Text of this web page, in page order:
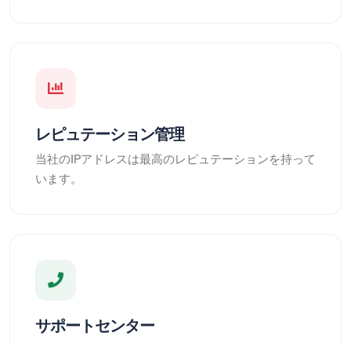
レピュテーション管理
当社のIPアドレスは最高のレピュテーションを持って
います。
サポートセンター